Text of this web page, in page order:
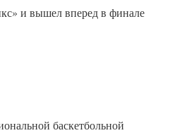
и вышел вперед в финале
баскетбольной